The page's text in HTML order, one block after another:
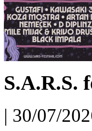
S.A.R.S.
| 30/07/